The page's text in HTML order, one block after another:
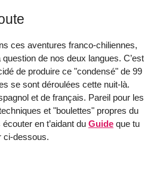
ces aventures franco-chiliennes,
de nos deux langues. C’est
de produire ce "condensé" de 99
se sont déroulées cette nuit-là.
et de français. Pareil pour les
et "boulettes" propres du
en t’aidant du Guide que tu
ci-dessous.